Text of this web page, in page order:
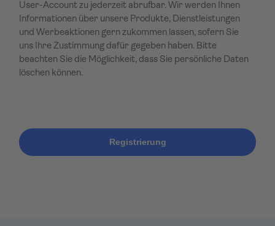
User-Account zu jederzeit abrufbar. Wir werden Ihnen
Informationen über unsere Produkte, Dienstleistungen
und Werbeaktionen gern zukommen lassen, sofern Sie
uns Ihre Zustimmung dafür gegeben haben. Bitte
beachten Sie die Möglichkeit, dass Sie persönliche Daten
löschen können.
Registrierung